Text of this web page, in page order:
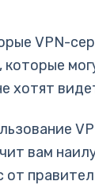
VPN-
хотят
вам